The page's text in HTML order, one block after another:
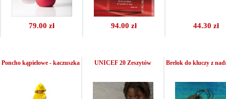
79.00 zł 94.00 zł 44.30 zł
Poncho kąpielowe - kaczuszka UNICEF 20 Zeszytów Brelok do kluczy z